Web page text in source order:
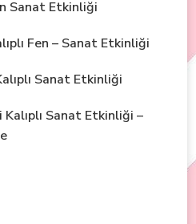
Sanat Etkinliği
Fen – Sanat Etkinliği
Sanat Etkinliği
Sanat Etkinliği –